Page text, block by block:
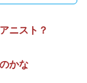
ニスト？
かな